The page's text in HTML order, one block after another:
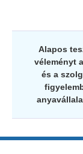
Alapos
véleményt
és a